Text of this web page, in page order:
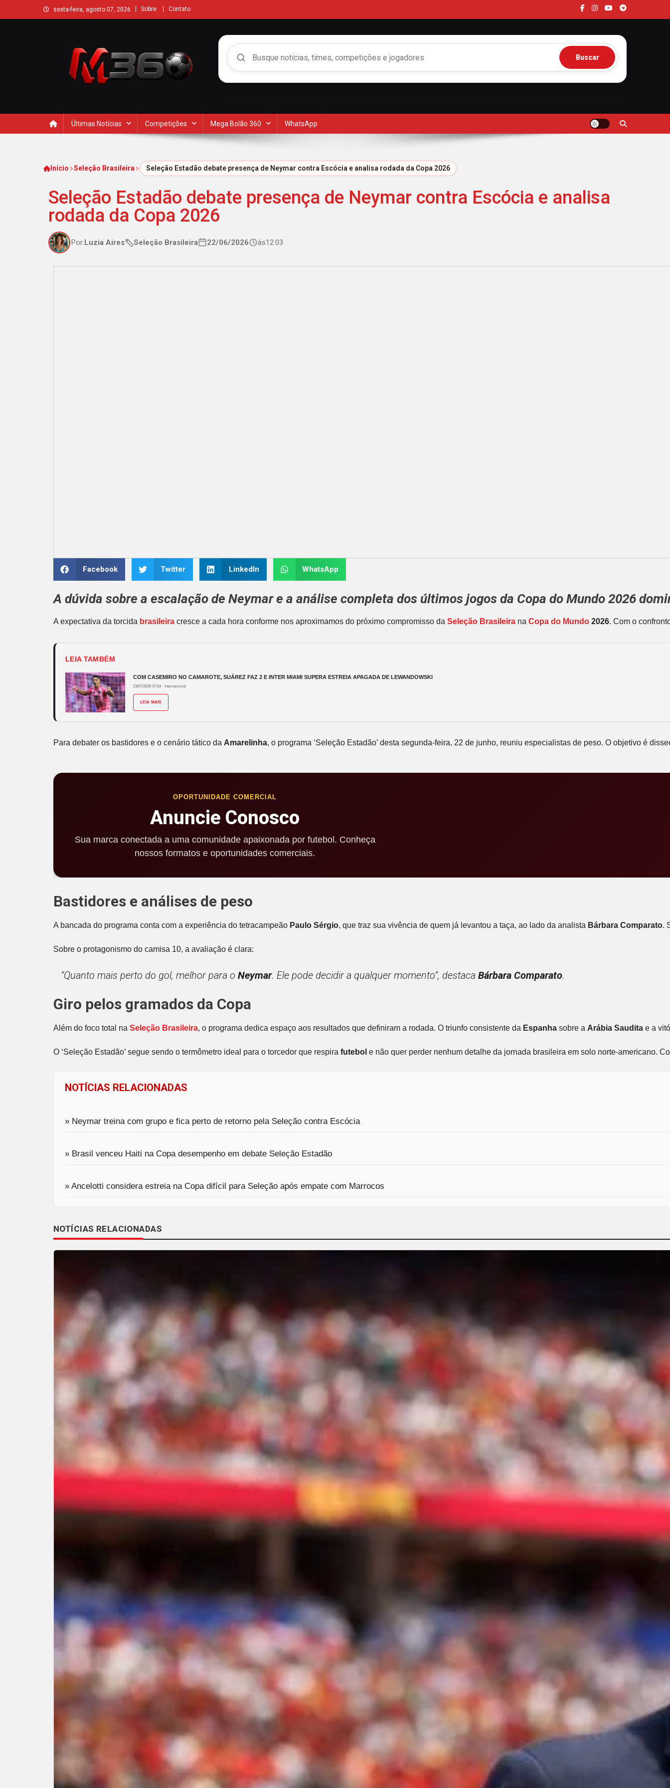
sexta-feira, agosto 07, 2026 Sobre Contato
Buscar no Mengão 360
Buscar
Últimas Notícias Competições Mega Bolão 360 WhatsApp
Início Seleção Brasileira Seleção Estadão debate presença de Neymar contra Escócia e analisa rodada da Copa 2026
Seleção Estadão debate presença de Neymar contra Escócia e analisa
rodada da Copa 2026
Por:Luzia Aires Seleção Brasileira 22/06/2026 às12:03
Facebook Twitter LinkedIn WhatsApp
A dúvida sobre a escalação de Neymare a análise completa dos últimos jogos da Copa do Mundo 2026
A expectativa da torcida brasileira cresce a cada hora conforme nos aproximamos do próximo compromisso da Seleção Brasileira na Copa do Mundo 2026. Com o
LEIA TAMBÉM
COM CASEMIRO NO CAMAROTE, SUÁREZ FAZ 2 E INTER MIAMI SUPERA ESTREIA APAGADA DE LEWANDOWSKI
23/07/2026 07:04 · Internacional
LEIA MAIS
Para debater os bastidores e o cenário tático da Amarelinha, o programa ‘Seleção Estadão’ desta segunda-feira, 22 de junho, reuniu especialistas de peso. O objetivo é
OPORTUNIDADE COMERCIAL
Anuncie Conosco
Sua marca conectada a uma comunidade apaixonada por futebol. Conheça
nossos formatos e oportunidades comerciais.
Bastidores e análises de peso
A bancada do programa conta com a experiência do tetracampeão Paulo Sérgio, que traz sua vivência de quem já levantou a taça, ao lado da analista Bárbara Comparato.
Sobre o protagonismo do camisa 10, a avaliação é clara:
“Quanto mais perto do gol, melhor para o Neymar. Ele pode decidir a qualquer momento”, destaca Bárbara Comparato.
Giro pelos gramados da Copa
Além do foco total na Seleção Brasileira, o programa dedica espaço aos resultados que definiram a rodada. O triunfo consistente da Espanha sobre a Arábia Saudita e a
O ‘Seleção Estadão’ segue sendo o termômetro ideal para o torcedor que respira futebol e não quer perder nenhum detalhe da jornada brasileira em solo norte-americano.
NOTÍCIAS RELACIONADAS
» Neymar treina com grupo e fica perto de retorno pela Seleção contra Escócia
» Brasil venceu Haiti na Copa desempenho em debate Seleção Estadão
» Ancelotti considera estreia na Copa difícil para Seleção após empate com Marrocos
NOTÍCIAS RELACIONADAS